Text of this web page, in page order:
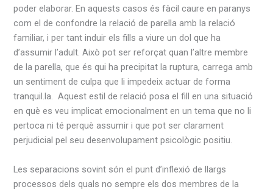
poder elaborar. En aquests casos és fàcil caure en paranys
com el de confondre la relació de parella amb la relació
familiar, i per tant induir els fills a viure un dol que ha
d’assumir l’adult. Això pot ser reforçat quan l’altre membre
de la parella, que és qui ha precipitat la ruptura, carrega amb
un sentiment de culpa que li impedeix actuar de forma
tranquil.la. Aquest estil de relació posa el fill en una situació
en què es veu implicat emocionalment en un tema que no li
pertoca ni té perquè assumir i que pot ser clarament
perjudicial pel seu desenvolupament psicològic positiu.
Les separacions sovint són el punt d’inflexió de llargs
processos dels quals no sempre els dos membres de la